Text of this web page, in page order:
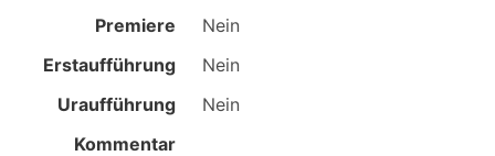
Premiere
Nein
Erstaufführung
Nein
Uraufführung
Nein
Kommentar